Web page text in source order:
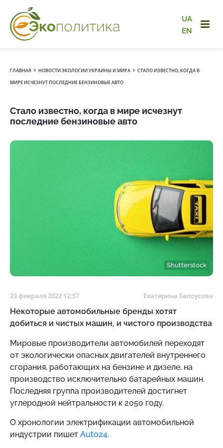
UA
EN
ГЛАВНАЯ › НОВОСТИ ЭКОЛОГИИ УКРАИНЫ И МИРА › СТАЛО ИЗВЕСТНО, КОГДА В
МИРЕ ИСЧЕЗНУТ ПОСЛЕДНИЕ БЕНЗИНОВЫЕ АВТО
Стало известно, когда в мире исчезнут
последние бензиновые авто
Shutterstock
23 февраля 2022 12:57 Екатерина Белоусова
Некоторые автомобильные бренды хотят
добиться и чистых машин, и чистого производства
Мировые производители автомобилей переходят
от экологически опасных двигателей внутреннего
сгорания, работающих на бензине и дизеле, на
производство исключительно батарейных машин.
Последняя группа производителей достигнет
углеродной нейтральности к 2050 году.
О хронологии электрификации автомобильной
индустрии пишет Auto24.